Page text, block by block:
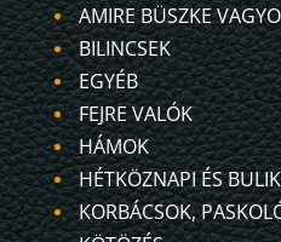
AMIRE BÜSZKE
BILINCSEK
EGYÉB
FEJRE VALÓK
HÁMOK
HÉTKÖZNAPI ÉS
KORBÁCSOK,